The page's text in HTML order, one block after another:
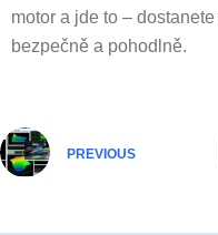
motor a jde to –
bezpečně a pohodlně.
PREVIOUS